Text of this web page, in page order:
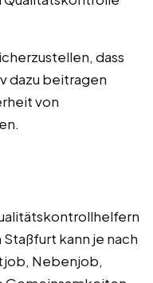
dass
dazu beitragen
von
kann je nach
Nebenjob,